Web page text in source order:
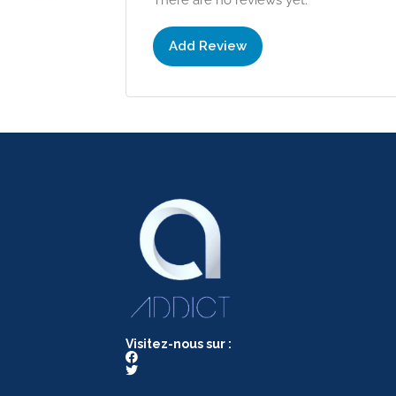
Add Review
Visitez-nous sur :